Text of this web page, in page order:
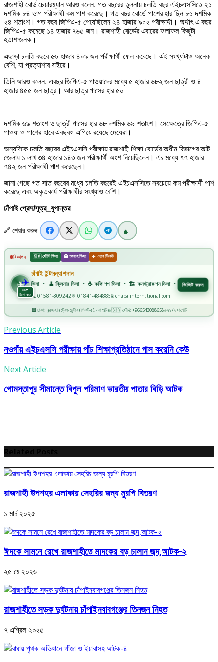
রাজশাহী বোর্ড চেয়ারম্যান আরও বলেন, গত বছরের তুলনায় চলতি বছর এইচএসসিতে ২১
দশমিক ৮৪ ভাগ পরীক্ষার্থী কম পাশ করেছে। গত বছর বোর্ডে পাশের হার ছিল ৮১ দশমিক
২৪ শতাংশ। গত বছর জিপিএ-৫ পেয়েছিলেন ২৪ হাজার ৯০২ পরীক্ষার্থী। অর্থাৎ এ বছর
জিপিএ-৫ কমেছে ১৪ হাজার ৭৬৫ জন। রাজশাহী বোর্ডের এবারের ফলাফল কিছুটা
হতাশাজনক।
এছাড়া চলতি বছরে ৫৬ হাজার ৪০৯ জন পরীক্ষার্থী ফেল করেছে। এই সংখ্যাটাও অনেক
বেশি, যা প্রত্যাশার বাইরে।
তিনি আরও বলেন, এবছর জিপিএ-৫ পাওয়াদের মধ্যে ৫ হাজার ৬৮২ জন ছাত্রী ও ৪
হাজার ৪৫৫ জন ছাত্র। আর ছাত্র পাসের হার ৫০
দশমিক ৬৯ শতাংশ ও ছাত্রী পাসের হার ৬৮ দশমিক ৬৯ শতাংশ। সেক্ষেত্রে জিপিএ-৫
পাওয়া ও পাশের হারে এবছরও এগিয়ে রয়েছে মেয়েরা।
অন্যদিকে চলতি বছরের এইচএসসি পরীক্ষায় রাজশাহী শিক্ষা বোর্ডের অধীন বিভাগের আট
জেলায় ১ লাখ ৩৪ হাজার ১৪৩ জন পরীক্ষার্থী অংশ নিয়েছিলেন। এর মধ্যে ৭৭ হাজার
৭৪২ জন পরীক্ষার্থী পাশ করেছেন।
জানা গেছে গত সাত বছরের মধ্যে চলতি বছরেই এইচএসসিতে সবচেয়ে কম পরীক্ষার্থী পাশ
করেছে এবং অকৃতকার্য পরীক্ষার্থীর সংখ্যাও বেশি।
চাঁপাই প্রেস/সূত্র_যুগান্তর
🔗 শেয়ার করুন
বিজ্ঞাপন | 🇸🇦 সৌদি ভিসা 🕋 ওমরাহ ভিসা ✈️ এয়ার টিকেট
✈৪০+
ভিসা ধরন
চাঁপাই ইন্টারন্যাশনাল
ভিসা • 🧹 ক্লিনার ভিসা • ☕ কফি শপ ভিসা • 🏗️ কনস্ট্রাকশন ভিসা • 🏭 ফ্যাক্টরি ভিসা • 🏥
📞 01581-309242💬 01841-484885🌐 chapaiinternational.com
ভিজিট করুন
🏢 ঢাকা: নুরজাহান ট্রেড সেন্টার (লিফট-৫), নয়া পল্টন◆🇸🇦 সৌদি: +966543088658◆২৪/৭ সাপোর্ট
✈️
Previous Article
নওগাঁয় এইচএসসি পরীক্ষায় পাঁচ শিক্ষাপ্রতিষ্ঠানে পাস করেনি কেউ
Next Article
গোমস্তাপুর সীমান্তে বিপুল পরিমাণ ভারতীয় পাতার বিড়ি আটক
রাজশাহী উপশহর এলাকায় সেহরির জন্য মুরগি বিতরণ
১ মার্চ ২০২৫
ঈদকে সামনে রেখে রাজশাহীতে মাদকের বড় চালান জব্দ,আটক-২
২৫ মে ২০২৬
রাজশাহীতে সড়ক দুর্ঘটনায় চাঁপাইনবাবগঞ্জের তিনজন নিহত
৭ এপ্রিল ২০২৫